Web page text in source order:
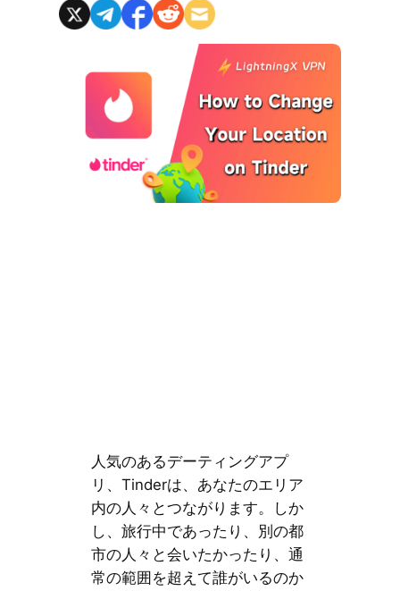
人気のあるデーティングアプ
リ、Tinderは、あなたのエリア
内の人々とつながります。しか
し、旅行中であったり、別の都
市の人々と会いたかったり、通
常の範囲を超えて誰がいるのか